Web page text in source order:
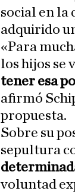
social en la
adquirido
«Para
los hijos se
tener esa
afirmó
propuesta.
Sobre su
sepultura
voluntad